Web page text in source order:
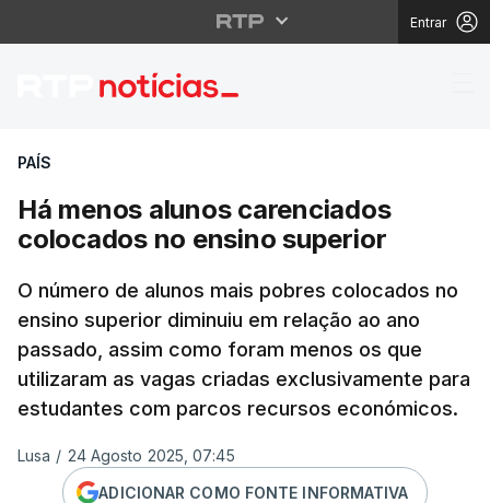
Entrar
Há menos alunos
PAÍS
Há menos alunos carenciados
colocados no ensino superior
O número de alunos mais pobres colocados no
ensino superior diminuiu em relação ao ano
passado, assim como foram menos os que
utilizaram as vagas criadas exclusivamente para
estudantes com parcos recursos económicos.
Lusa / 24 Agosto 2025, 07:45
ADICIONAR COMO FONTE INFORMATIVA